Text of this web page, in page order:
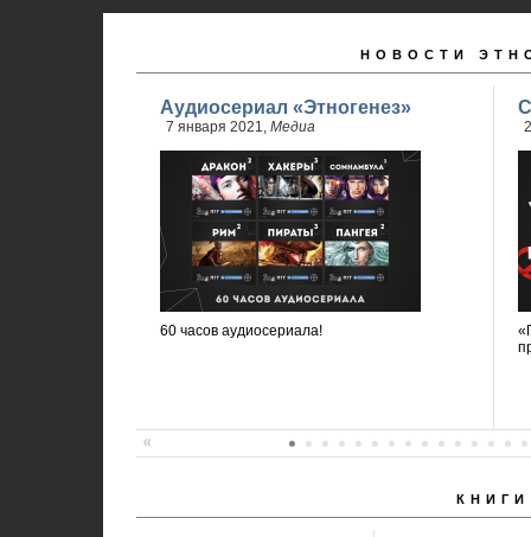
НОВОСТИ
Аудиосериал «Этногенез»
7 января 2021, Медиа
60 часов аудиосериала!
КНИГИ